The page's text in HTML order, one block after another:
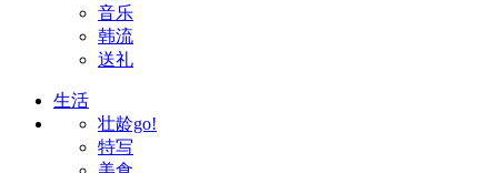
音乐
韩流
送礼
生活
壮龄go!
特写